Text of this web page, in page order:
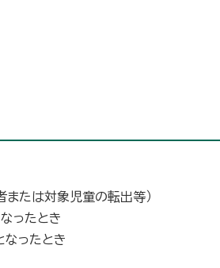
または対象児童の転出等）
ったとき
ったとき